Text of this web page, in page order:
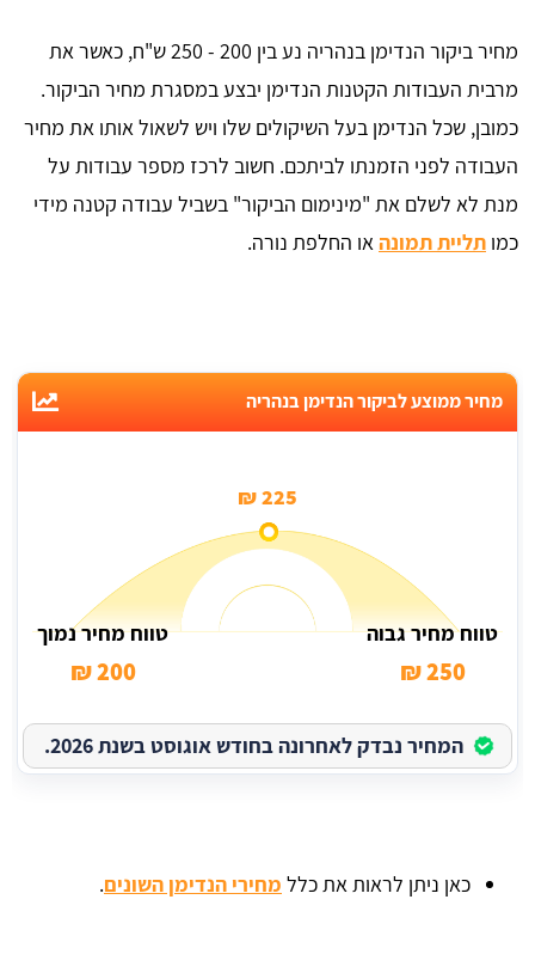
מחיר ביקור הנדימן בנהריה נע בין 200 - 250 ש"ח, כאשר את
מרבית העבודות הקטנות הנדימן יבצע במסגרת מחיר הביקור.
כמובן, שכל הנדימן בעל השיקולים שלו ויש לשאול אותו את מחיר
העבודה לפני הזמנתו לביתכם. חשוב לרכז מספר עבודות על
מנת לא לשלם את "מינימום הביקור" בשביל עבודה קטנה מידי
כמו תליית תמונהאו החלפת נורה.
מחיר ממוצע לביקור הנדימן בנהריה
225 ₪
טווח מחיר גבוה
250 ₪
טווח מחיר נמוך
200 ₪
המחיר נבדק לאחרונה בחודש אוגוסט בשנת 2026.
כאן ניתן לראות את כלל מחירי הנדימן השונים.